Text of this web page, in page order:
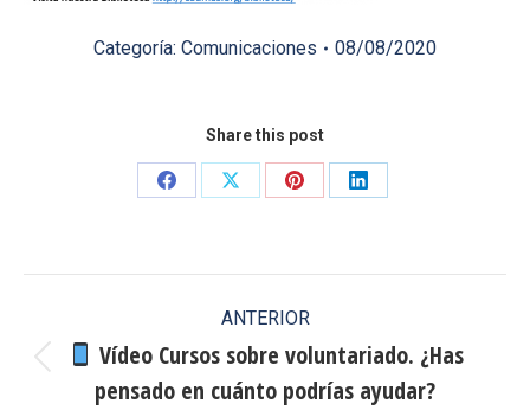
Categoría: Comunicaciones 08/08/2020
Share this post
Share
Share
Share
Share
entre
ANTERIOR
Publicación
anterior:
Vídeo Cursos sobre voluntariado. ¿Has
pensado en cuánto podrías ayudar?